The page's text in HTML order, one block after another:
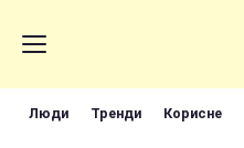
Люди Тренди Корисне